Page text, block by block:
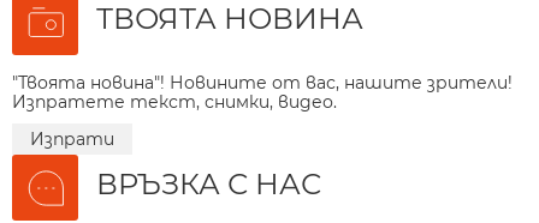
ТВОЯТА НОВИНА
"Твоята новина"! Новините от вас, нашите зрители!
Изпратете текст, снимки, видео.
Изпрати
ВРЪЗКА С НАС